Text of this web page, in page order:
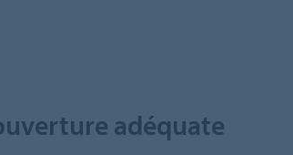
adéquate